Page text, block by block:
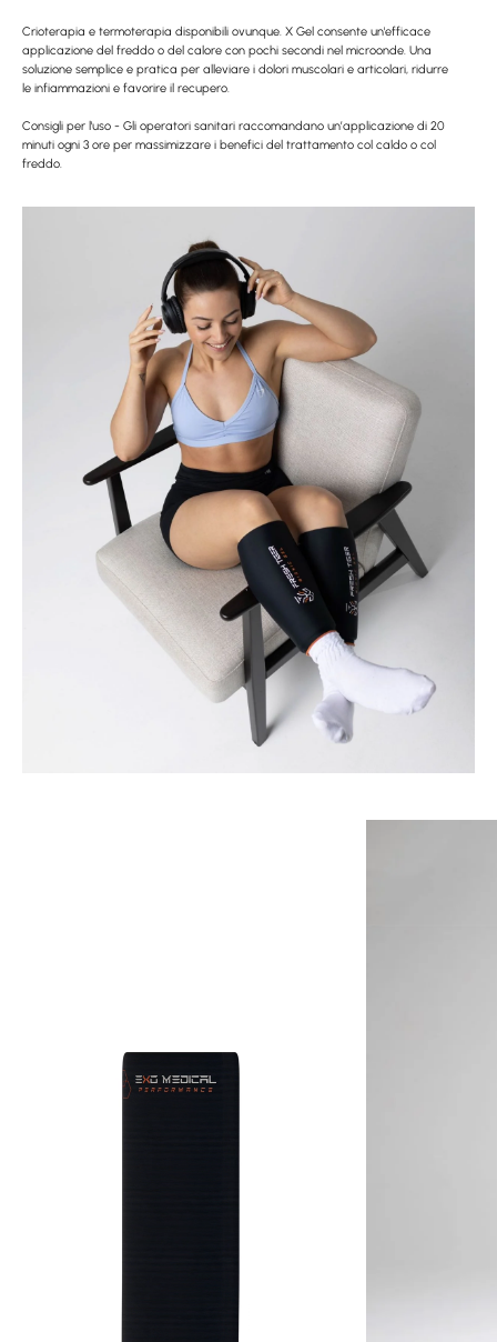
Crioterapia e termoterapia disponibili ovunque. X Gel consente un'efficace
applicazione del freddo o del calore con pochi secondi nel microonde. Una
soluzione semplice e pratica per alleviare i dolori muscolari e articolari, ridurre
le infiammazioni e favorire il recupero.
Consigli per l'uso - Gli operatori sanitari raccomandano un’applicazione di 20
minuti ogni 3 ore per massimizzare i benefici del trattamento col caldo o col
freddo.